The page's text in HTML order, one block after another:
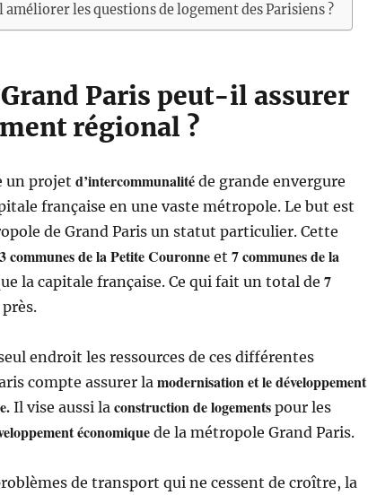
les questions de logement des Parisiens ?
Paris peut-il assurer
régional ?
un projet d’intercommunalitéde grande envergure
française en une vaste métropole. Le but est
de Grand Paris un statut particulier. Cette
communes de la Petite Couronneet 7 communes de la
la capitale française. Ce qui fait un total de 7
endroit les ressources de ces différentes
compte assurer lamodernisation et le développement
Il vise aussi la construction de logementspour les
économiquede la métropole Grand Paris.
de transport qui ne cessent de croître, la